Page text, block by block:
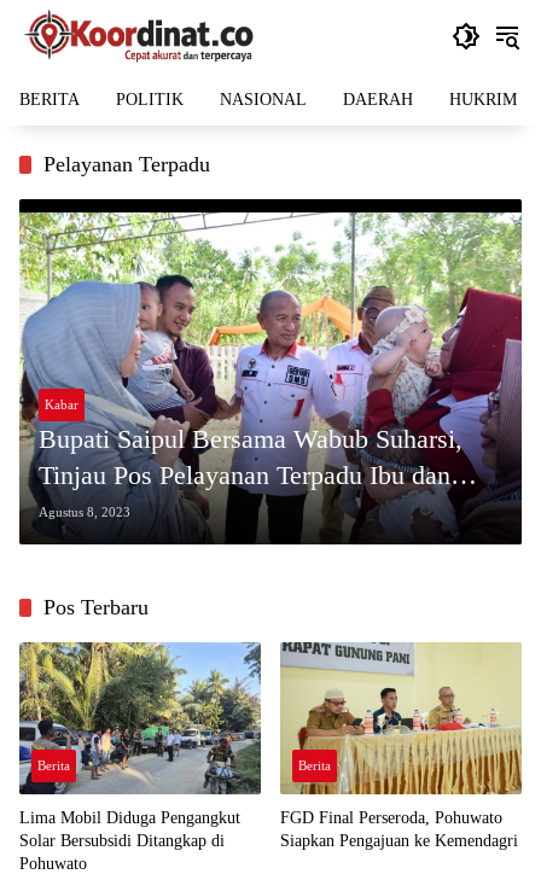
Langsung
BERITA POLITIK NASIONAL DAERAH HUKRIM
Pelayanan Terpadu
Kabar
Bupati Saipul Bersama Wabub Suharsi,
Tinjau Pos Pelayanan Terpadu Ibu dan
Anak di Pustu Buntulia
Agustus 8, 2023
Pos Terbaru
Berita
Lima Mobil Diduga Pengangkut
Solar Bersubsidi Ditangkap di
Pohuwato
Berita
FGD Final Perseroda, Pohuwato
Siapkan Pengajuan ke Kemendagri